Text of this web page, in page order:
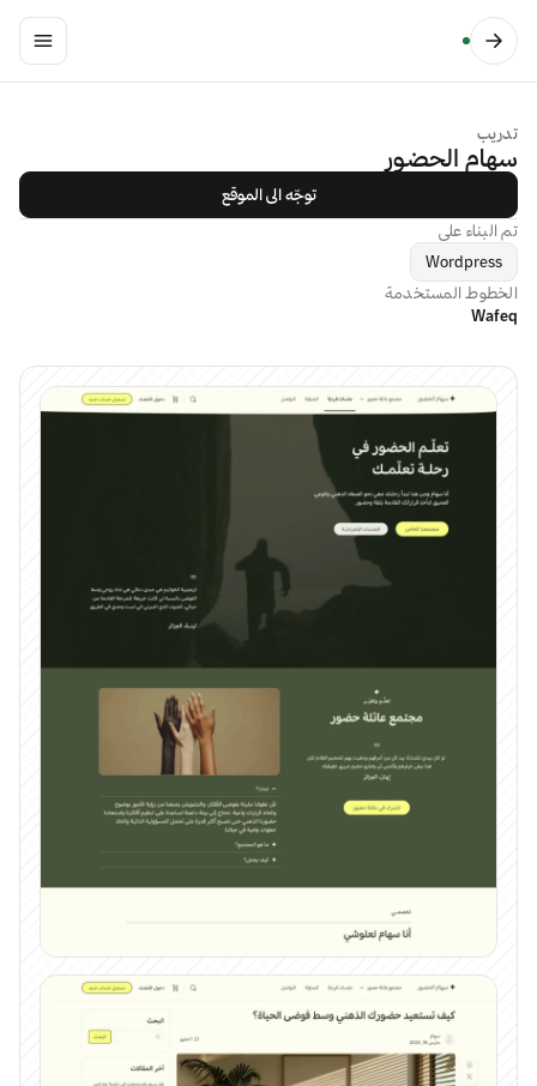
تدريب
سهام الحضور
توجّه الى الموقع
تم البناء على
Wordpress
الخطوط المستخدمة
Wafeq